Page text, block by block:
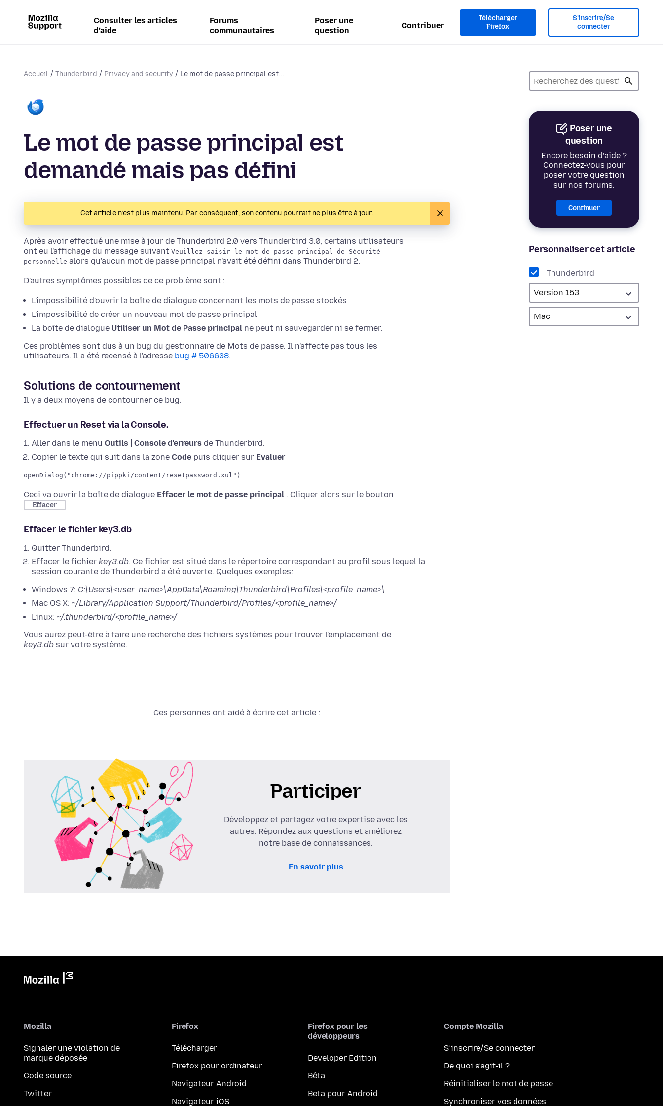
Consulter les articles
d’aide
Forums
communautaires
Poser une
question
Contribuer
Télécharger
Firefox
S’inscrire/Se
connecter
Accueil Thunderbird Privacy and security Le mot de passe principal est...
Poser une
question
Encore besoin d’aide ?
Connectez-vous pour
poser votre question
sur nos forums.
Continuer
Personnaliser cet article
Thunderbird
Le mot de passe principal est
demandé mais pas défini
Cet article n’est plus maintenu. Par conséquent, son contenu pourrait ne plus être à jour.
Après avoir effectué une mise à jour de Thunderbird 2.0 vers Thunderbird 3.0, certains utilisateurs
ont eu l'affichage du message suivant Veuillez saisir le mot de passe principal de Sécurité
personnelle alors qu'aucun mot de passe principal n'avait été défini dans Thunderbird 2.
D'autres symptômes possibles de ce problème sont :
L'impossibilité d'ouvrir la boîte de dialogue concernant les mots de passe stockés
L'impossibilité de créer un nouveau mot de passe principal
La boîte de dialogue Utiliser un Mot de Passe principal ne peut ni sauvegarder ni se fermer.
Ces problèmes sont dus à un bug du gestionnaire de Mots de passe. Il n'affecte pas tous les
utilisateurs. Il a été recensé à l'adresse bug # 506638.
Solutions de contournement
Il y a deux moyens de contourner ce bug.
Effectuer un Reset via la Console.
Aller dans le menu Outils | Console d'erreurs de Thunderbird.
Copier le texte qui suit dans la zone Code puis cliquer sur Evaluer
openDialog("chrome://pippki/content/resetpassword.xul")
Ceci va ouvrir la boîte de dialogue Effacer le mot de passe principal . Cliquer alors sur le bouton
Effacer
Effacer le fichier key3.db
Quitter Thunderbird.
Effacer le fichier key3.db. Ce fichier est situé dans le répertoire correspondant au profil sous lequel la
session courante de Thunderbird a été ouverte. Quelques exemples:
Windows 7: C:\Users\<user_name>\AppData\Roaming\Thunderbird\Profiles\<profile_name>\
Mac OS X: ~/Library/Application Support/Thunderbird/Profiles/<profile_name>/
Linux: ~/.thunderbird/<profile_name>/
Vous aurez peut-être à faire une recherche des fichiers systèmes pour trouver l'emplacement de
key3.db sur votre système.
Ces personnes ont aidé à écrire cet article :
Participer
Développez et partagez votre expertise avec les
autres. Répondez aux questions et améliorez
notre base de connaissances.
En savoir plus
Mozilla
Signaler une violation de
marque déposée
Code source
Twitter
Firefox
Télécharger
Firefox pour ordinateur
Navigateur Android
Navigateur iOS
Firefox pour les
développeurs
Developer Edition
Bêta
Beta pour Android
Compte Mozilla
S’inscrire/Se connecter
De quoi s’agit-il ?
Réinitialiser le mot de passe
Synchroniser vos données